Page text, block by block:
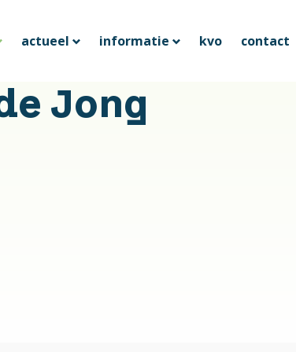
actueel informatie kvo contact
Jong